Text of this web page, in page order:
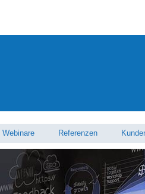
Webinare Referenzen